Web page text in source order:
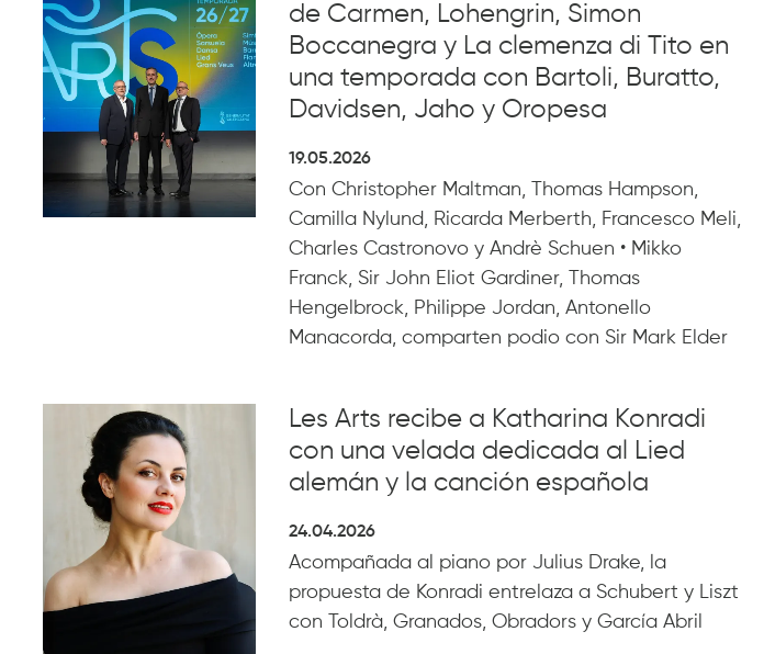
de Carmen, Lohengrin, Simon
Boccanegra y La clemenza di Tito en
una temporada con Bartoli, Buratto,
Davidsen, Jaho y Oropesa
19.05.2026
Con Christopher Maltman, Thomas Hampson,
Camilla Nylund, Ricarda Merberth, Francesco Meli,
Charles Castronovo y Andrè Schuen • Mikko
Franck, Sir John Eliot Gardiner, Thomas
Hengelbrock, Philippe Jordan, Antonello
Manacorda, comparten podio con Sir Mark Elder
Les Arts recibe a Katharina Konradi
con una velada dedicada al Lied
alemán y la canción española
24.04.2026
Acompañada al piano por Julius Drake, la
propuesta de Konradi entrelaza a Schubert y Liszt
con Toldrà, Granados, Obradors y García Abril